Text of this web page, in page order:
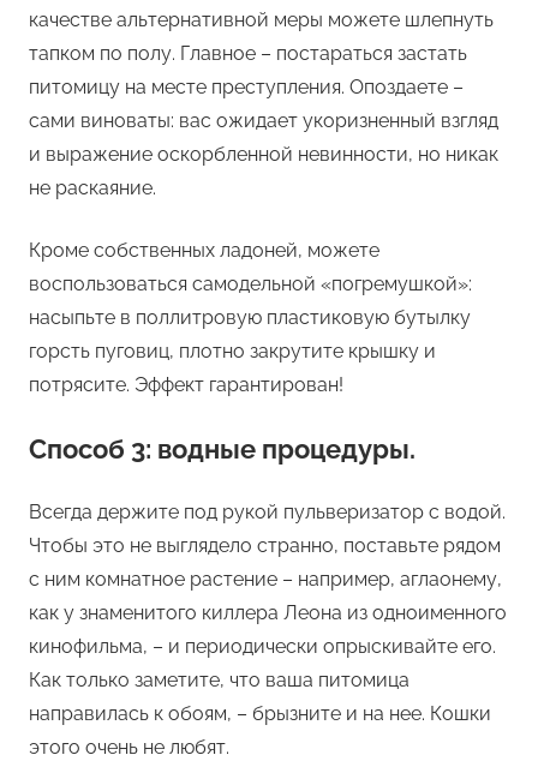
качестве альтернативной меры можете шлепнуть
тапком по полу. Главное – постараться застать
питомицу на месте преступления. Опоздаете –
сами виноваты: вас ожидает укоризненный взгляд
и выражение оскорбленной невинности, но никак
не раскаяние.
Кроме собственных ладоней, можете
воспользоваться самодельной «погремушкой»:
насыпьте в поллитровую пластиковую бутылку
горсть пуговиц, плотно закрутите крышку и
потрясите. Эффект гарантирован!
Способ 3: водные процедуры.
Всегда держите под рукой пульверизатор с водой.
Чтобы это не выглядело странно, поставьте рядом
с ним комнатное растение – например, аглаонему,
как у знаменитого киллера Леона из одноименного
кинофильма, – и периодически опрыскивайте его.
Как только заметите, что ваша питомица
направилась к обоям, – брызните и на нее. Кошки
этого очень не любят.